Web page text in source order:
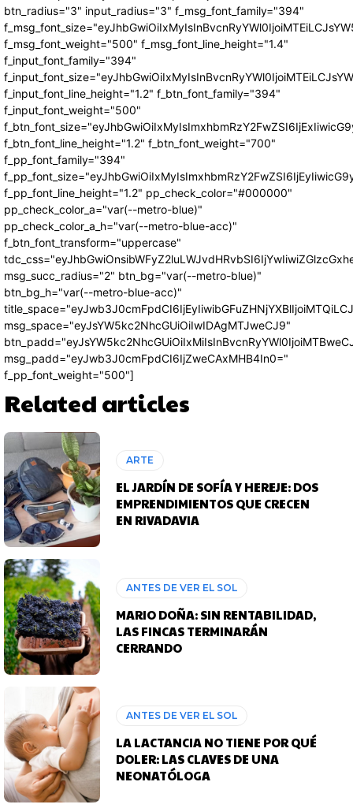
btn_radius="3" input_radius="3" f_msg_font_family="394"
f_msg_font_weight="500" f_msg_font_line_height="1.4"
f_input_font_family="394"
f_input_font_line_height="1.2" f_btn_font_family="394"
f_input_font_weight="500"
f_btn_font_line_height="1.2" f_btn_font_weight="700"
f_pp_font_family="394"
f_pp_font_line_height="1.2" pp_check_color="#000000"
pp_check_color_a="var(--metro-blue)"
pp_check_color_a_h="var(--metro-blue-acc)"
f_btn_font_transform="uppercase"
msg_succ_radius="2" btn_bg="var(--metro-blue)"
btn_bg_h="var(--metro-blue-acc)"
msg_space="eyJsYW5kc2NhcGUiOiIwIDAgMTJweCJ9"
msg_padd="eyJwb3J0cmFpdCI6IjZweCAxMHB4In0="
f_pp_font_weight="500"]
Related articles
ARTE
EL JARDÍN DE SOFÍA Y HEREJE: DOS
EMPRENDIMIENTOS QUE CRECEN
EN RIVADAVIA
ANTES DE VER EL SOL
MARIO DOÑA: SIN RENTABILIDAD,
LAS FINCAS TERMINARÁN
CERRANDO
ANTES DE VER EL SOL
LA LACTANCIA NO TIENE POR QUÉ
DOLER: LAS CLAVES DE UNA
NEONATÓLOGA